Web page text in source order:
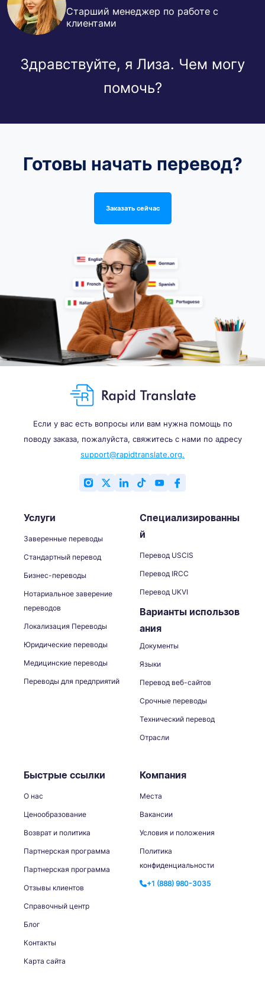
Старший менеджер по работе с
клиентами
Здравствуйте, я Лиза. Чем могу
помочь?
Готовы начать перевод?
Заказать сейчас
Если у вас есть вопросы или вам нужна помощь по
поводу заказа, пожалуйста, свяжитесь с нами по адресу
support@rapidtranslate.org.
Услуги
Заверенные переводы
Стандартный перевод
Бизнес-переводы
Нотариальное заверение
переводов
Локализация Переводы
Юридические переводы
Медицинские переводы
Переводы для предприятий
Специализированны
й
Перевод USCIS
Перевод IRCC
Перевод UKVI
Варианты использов
ания
Документы
Языки
Перевод веб-сайтов
Срочные переводы
Технический перевод
Отрасли
Быстрые ссылки
О нас
Ценообразование
Возврат и политика
Партнерская программа
Партнерская программа
Отзывы клиентов
Справочный центр
Блог
Контакты
Карта сайта
Компания
Места
Вакансии
Условия и положения
Политика
конфиденциальности
+1 (888) 980-3035